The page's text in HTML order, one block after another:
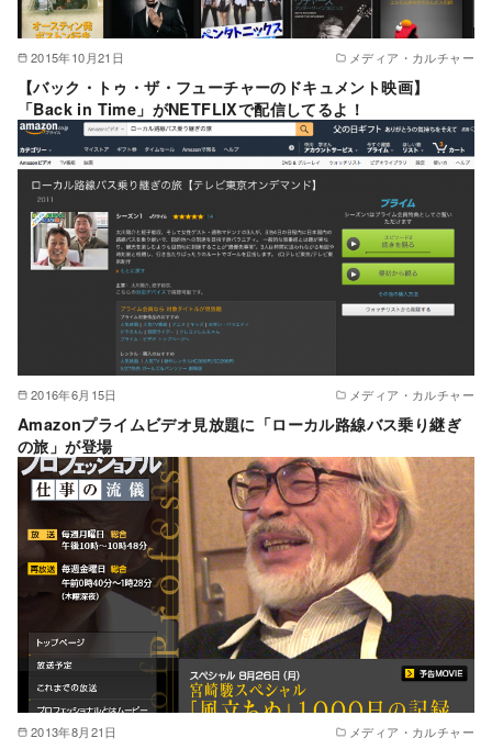
2015年10月21日 メディア・カルチャー
【バック・トゥ・ザ・フューチャーのドキュメント映画】
「Back in Time」がNETFLIXで配信してるよ！
2016年6月15日 メディア・カルチャー
Amazonプライムビデオ見放題に「ローカル路線バス乗り継ぎ
の旅」が登場
2013年8月21日 メディア・カルチャー